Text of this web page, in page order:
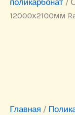
поликарбонат /
12000х2100мм
Главная /